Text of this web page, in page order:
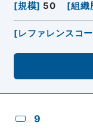
[規模] 50 [組織
[レファレンスコ
9